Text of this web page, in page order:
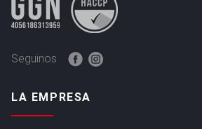
Seguinos
LA EMPRESA